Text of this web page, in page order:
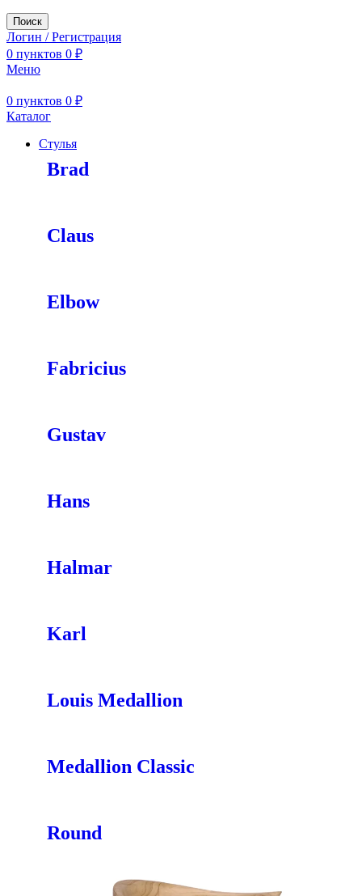
Поиск
Логин / Регистрация
0 пунктов 0 ₽
Меню
0 пунктов 0 ₽
Каталог
Стулья
Brad
Claus
Elbow
Fabricius
Gustav
Hans
Halmar
Karl
Louis Medallion
Medallion Classic
Round